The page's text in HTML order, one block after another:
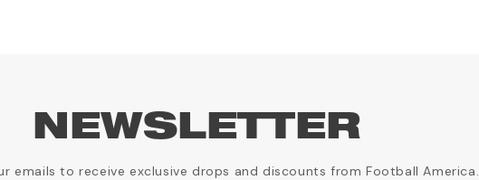
NEWSLETTER
emails to receive exclusive drops and discounts from Football America.